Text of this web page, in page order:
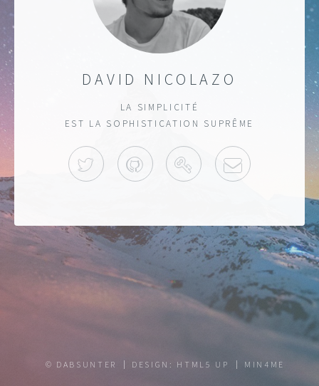
DAVID NICOLAZO
LA SIMPLICITÉ
EST LA SOPHISTICATION SUPRÊME
TWITTER GITHUB KEYBASE
© DABSUNTER DESIGN: HTML5 UP MIN4ME